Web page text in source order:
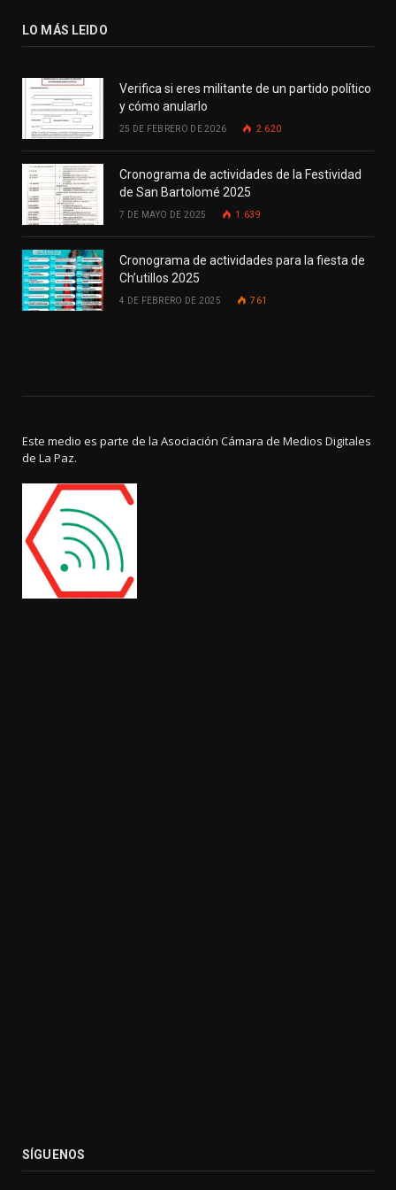
LO MÁS LEIDO
Verifica si eres militante de un partido político
y cómo anularlo
25 DE FEBRERO DE 2026 2.620
Cronograma de actividades de la Festividad
de San Bartolomé 2025
7 DE MAYO DE 2025 1.639
Cronograma de actividades para la fiesta de
Ch’utillos 2025
4 DE FEBRERO DE 2025 761
Este medio es parte de la Asociación Cámara de Medios Digitales
de La Paz.
SÍGUENOS